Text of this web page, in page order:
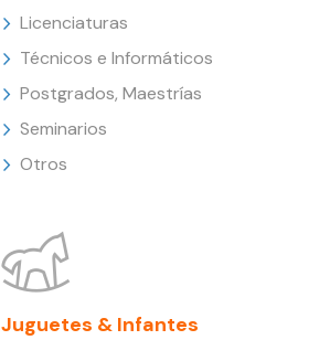
Licenciaturas
Técnicos e Informáticos
Postgrados, Maestrías
Seminarios
Otros
Juguetes & Infantes